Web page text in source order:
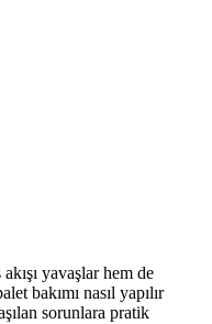
yavaşlar hem de
bakımı nasıl yapılır
sorunlara pratik